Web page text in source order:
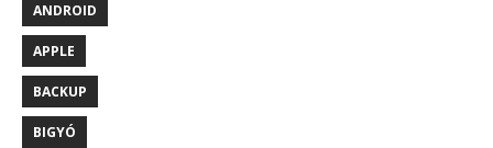
ANDROID
APPLE
BACKUP
BIGYÓ